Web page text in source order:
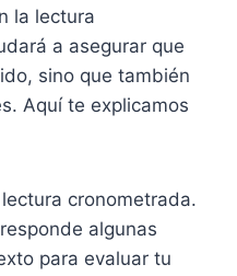
la lectura
a asegurar que
sino que también
Aquí te explicamos
cronometrada.
algunas
para evaluar tu